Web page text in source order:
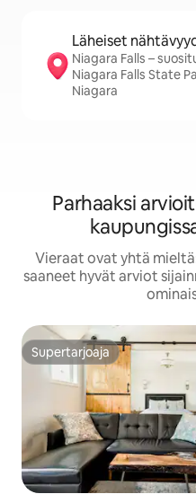
Läheiset
Niagara Falls –
Niagara Falls State
Niagara
Parhaaksi
Vieraat ovat yhtä
saaneet hyvät arviot
Supertarjoaja
Supertarjoaja